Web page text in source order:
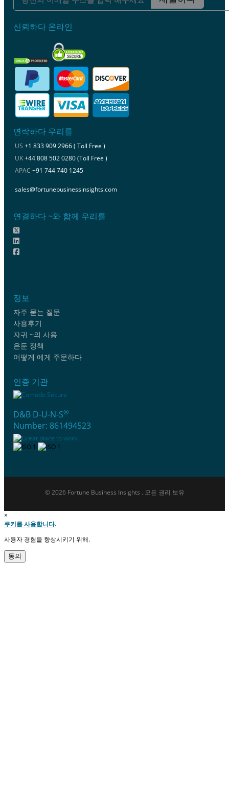
신뢰하다 온라인
연락하다 우리를
US +1 833 909 2966 ( Toll Free )
UK+44 808 502 0280 (Toll Free )
APAC +91 744 740 1245
sales@fortunebusinessinsights.com
연결하다 ~와 함께 우리를
정보
자주 묻는 질문
사용후기
자귀 ~의 사용
은둔 정책
어떻게 에게 주문하다
인증 기관
D&B D-U-N-S®
Number: 861494523
© 2026 Fortune Business Insights . 모든 권리 보유
×
쿠키를 사용합니다.
사용자 경험을 향상시키기 위해.
동의